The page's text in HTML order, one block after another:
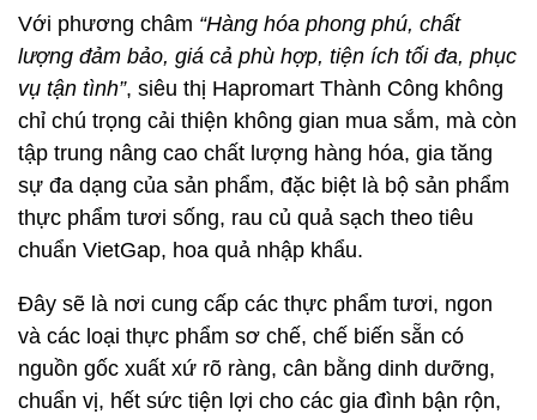
Với phương châm “Hàng hóa phong phú, chất
lượng đảm bảo, giá cả phù hợp, tiện ích tối đa, phục
vụ tận tình”, siêu thị Hapromart Thành Công không
chỉ chú trọng cải thiện không gian mua sắm, mà còn
tập trung nâng cao chất lượng hàng hóa, gia tăng
sự đa dạng của sản phẩm, đặc biệt là bộ sản phẩm
thực phẩm tươi sống, rau củ quả sạch theo tiêu
chuẩn VietGap, hoa quả nhập khẩu.
Đây sẽ là nơi cung cấp các thực phẩm tươi, ngon
và các loại thực phẩm sơ chế, chế biến sẵn có
nguồn gốc xuất xứ rõ ràng, cân bằng dinh dưỡng,
chuẩn vị, hết sức tiện lợi cho các gia đình bận rộn,